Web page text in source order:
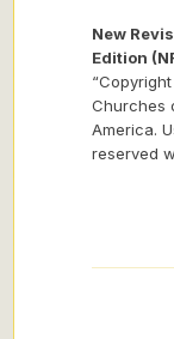
New
Edition
Churches
America.
reserved